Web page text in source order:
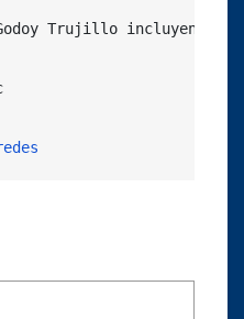
Trujillo incluyen